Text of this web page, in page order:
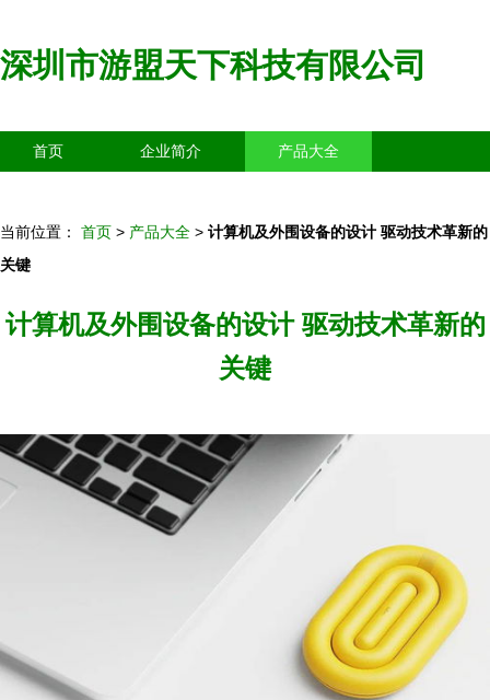
深圳市游盟天下科技有限公司
首页 企业简介 产品大全
当前位置： 首页 > 产品大全 > 计算机及外围设备的设计 驱动技术革新的
关键
计算机及外围设备的设计 驱动技术革新的
关键